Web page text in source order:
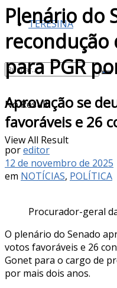
TERESINA
No Result
View All Result
Plenário do
recondução
para PGR
Aprovação se
favoráveis e 26
poreditor
12 de novembro de 2025
em NOTÍCIAS, POLÍTICA
Procurador-geral
O plenário do Senado
votos favoráveis e 26
Gonet para o cargo de
por mais dois anos.